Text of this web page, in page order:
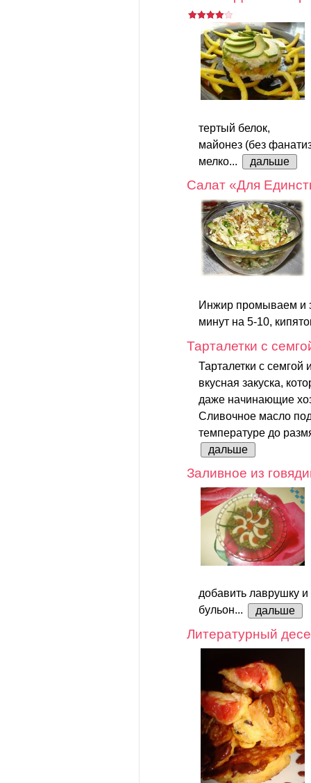
тертый белок,
майонез (без
мелко...
дальше
Салат «Для
Инжир промываем и
минут на 5-10,
Тарталетки с
Тарталетки с семгой
вкусная закуска,
даже начинающие
Сливочное масло
температуре до
дальше
Заливное из
добавить лаврушку
бульон...
дальше
Литературный